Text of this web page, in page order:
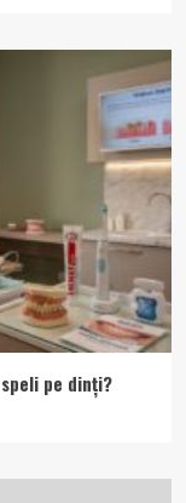
pe dinți?